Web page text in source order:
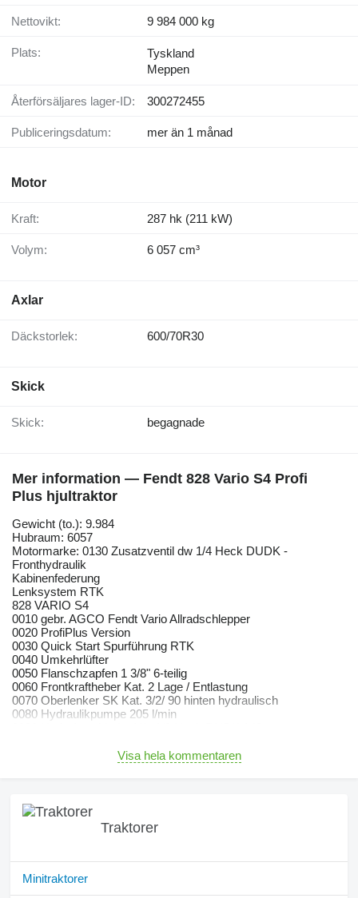
Nettovikt: 9 984 000 kg
Plats:
Tyskland
Meppen
Återförsäljares lager-ID: 300272455
Publiceringsdatum: mer än 1 månad
Motor
Kraft: 287 hk (211 kW)
Volym: 6 057 cm³
Axlar
Däckstorlek: 600/70R30
Skick
Skick: begagnade
Mer information — Fendt 828 Vario S4 Profi
Plus hjultraktor
Gewicht (to.): 9.984
Hubraum: 6057
Motormarke: 0130 Zusatzventil dw 1/4 Heck DUDK -
Fronthydraulik
Kabinenfederung
Lenksystem RTK
828 VARIO S4
0010 gebr. AGCO Fendt Vario Allradschlepper
0020 ProfiPlus Version
0030 Quick Start Spurführung RTK
0040 Umkehrlüfter
0050 Flanschzapfen 1 3/8" 6-teilig
0060 Frontkraftheber Kat. 2 Lage / Entlastung
0070 Oberlenker SK Kat. 3/2/ 90 hinten hydraulisch
0080 Hydraulikpumpe 205 l/min
0160 Sup.Komfortsitz Evol. active DuMo/DL
0170 Beifahrersitz Komfort
0180 Heckscheibe
0200 Lenkrad inkl. Drehgriff
0210 Arbeitsscheinwerfer Dach vorn LED
Visa hela kommentaren
Traktorer
Minitraktorer